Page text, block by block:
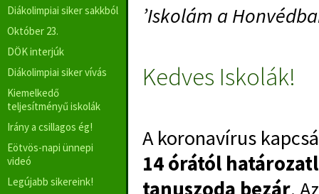
Diákolimpiai siker sakkból
Október 23.
DÖK interjúk
Diákolimpiai siker vívás
Kiemelkedő
teljesítményű iskolák
Irány a csillagos ég!
Eötvös-napi ünnepi
videó
Legújabb sikereink!
’Iskolám a
Kedves Iskolák!
A koronavírus
14 órától